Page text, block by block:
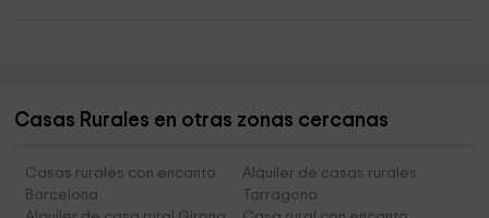
Casas Rurales en otras zonas cercanas
Casas rurales con encanto
Barcelona
Alquiler de casas rurales
Tarragona